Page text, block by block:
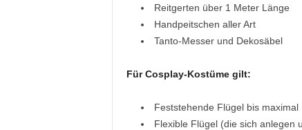
Reitgerten über 1 Meter Länge
Handpeitschen aller Art
Tanto-Messer und Dekosäbel
Für Cosplay-Kostüme gilt:
Feststehende Flügel bis
Flexible Flügel (die sich anlegen